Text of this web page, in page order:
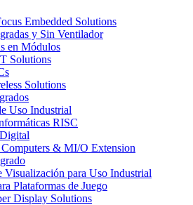
Embedded Solutions
y Sin Ventilador
en Módulos
Solutions
Solutions
Uso Industrial
RISC
& MI/O Extension
Visualización para Uso Industrial
Plataformas de Juego
Display Solutions